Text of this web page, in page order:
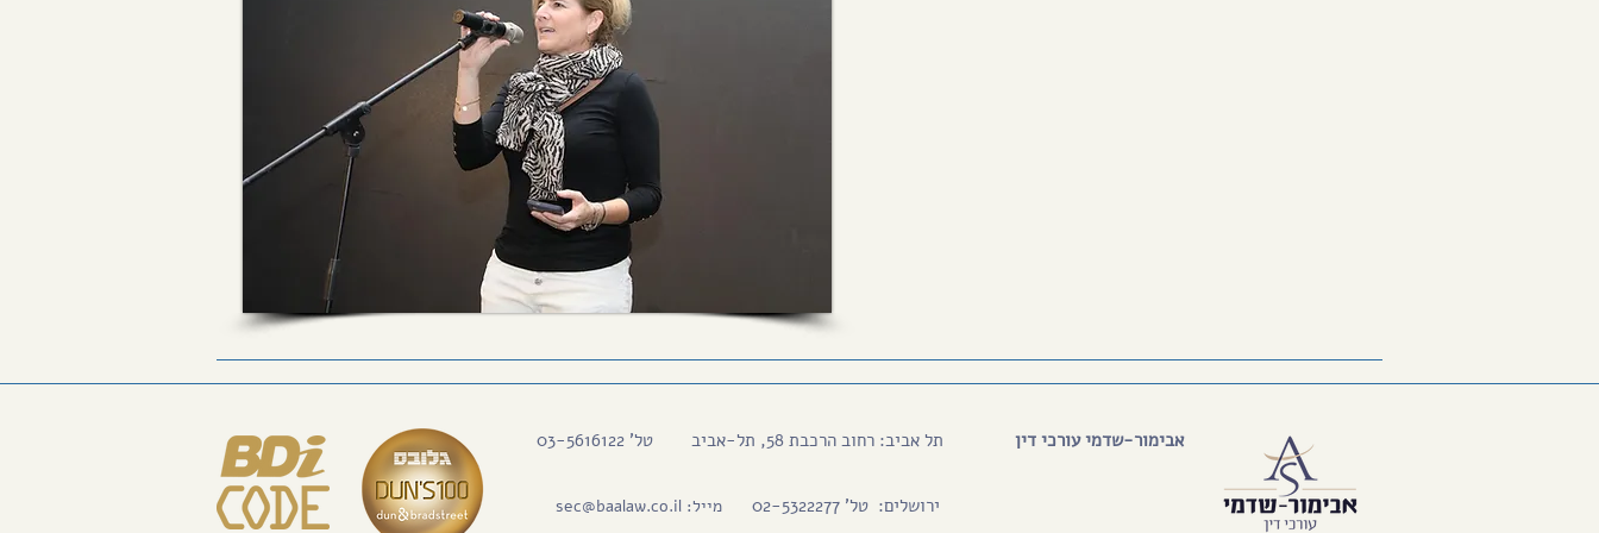
טל' 03-5616122 תל אביב: רחוב הרכבת 58, תל-אביב אבימור-שדמי עורכי דין
ירושלים: טל' 02-5322277 מייל: sec@baalaw.co.il